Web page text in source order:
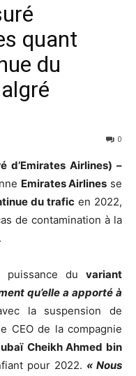
quant
du
0
d’Emirates Airlines) –
Emirates Airlines se
du trafic en 2022,
de contamination à la
puissance du variant
qu’elle a apporté à
la suspension de
CEO de la compagnie
Cheikh Ahmed bin
pour 2022. « Nous